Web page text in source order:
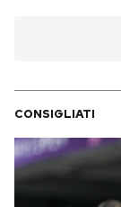
CONSIGLIATI